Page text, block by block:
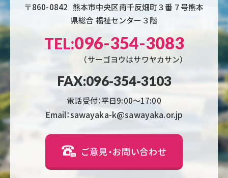
〒860-0842 熊本市中央区南千反畑町３番７号熊本
県総合 福祉センター３階
TEL:096-354-3083
（サーゴヨウはサワヤカサン）
FAX:096-354-3103
電話受付：平日9:00〜17:00
Email：sawayaka-k@sawayaka.or.jp
ご意見・お問い合わせ